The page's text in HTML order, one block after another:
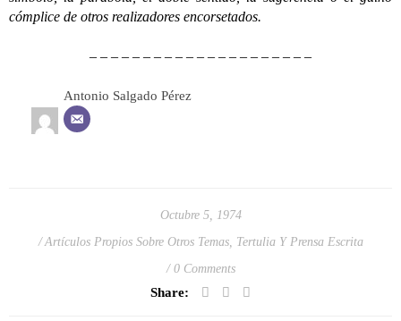
cómplice de otros realizadores encorsetados.
– – – – – – – – – – – – – – – – – – – – –
Antonio Salgado Pérez
Octubre 5, 1974
Artículos Propios Sobre Otros Temas, Tertulia Y Prensa Escrita
0 Comments
Share: